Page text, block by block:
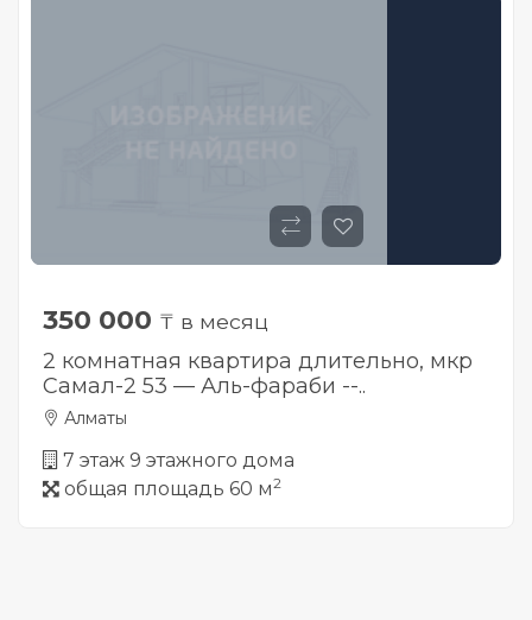
350 000 ₸ в месяц
2 комнатная квартира длительно, мкр
Самал-2 53 — Аль-фараби --..
Алматы
7 этаж 9 этажного дома
общая площадь 60 м2